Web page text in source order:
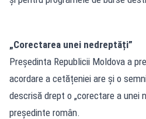
„Corectarea unei nedreptăți”
Președinta Republicii Moldova a
acordare a cetățeniei are și o
descrisă drept o „corectare a
președinte român.